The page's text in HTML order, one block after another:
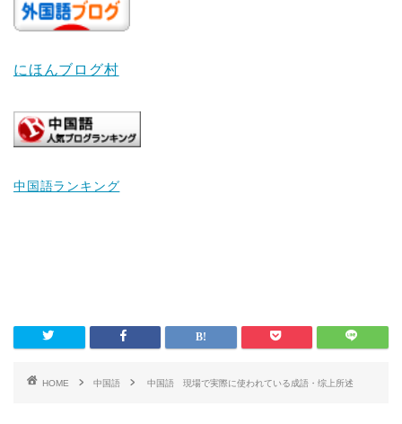
にほんブログ村
中国語ランキング
HOME 中国語 中国語 現場で実際に使われている成語・综上所述